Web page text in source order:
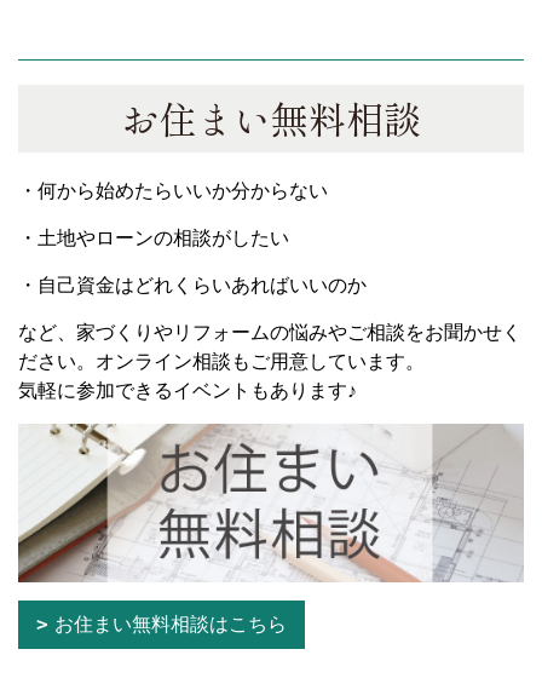
お住まい無料相談
・何から始めたらいいか分からない
・土地やローンの相談がしたい
・自己資金はどれくらいあればいいのか
など、家づくりやリフォームの悩みやご相談をお聞かせく
ださい。オンライン相談もご用意しています。
気軽に参加できるイベントもあります♪
お住まい無料相談はこちら